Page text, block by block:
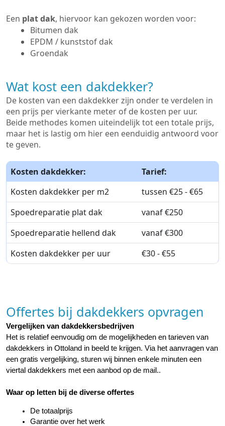
Een plat dak, hiervoor kan gekozen worden voor:
Bitumen dak
EPDM / kunststof dak
Groendak
Wat kost een dakdekker?
De kosten van een dakdekker zijn onder te verdelen in
een prijs per vierkante meter of de kosten per uur.
Beide methodes komen uiteindelijk tot een totale prijs,
maar het is lastig om hier een eenduidig antwoord voor
te geven.
Kosten dakdekker:
Tarief:
Kosten dakdekker per m2
tussen €25 - €65
Spoedreparatie plat dak
vanaf €250
Spoedreparatie hellend dak
vanaf €300
Kosten dakdekker per uur
€30 - €55
Offertes bij dakdekkers opvragen
Vergelijken van dakdekkersbedrijven
Het is relatief eenvoudig om de mogelijkheden en tarieven van
dakdekkers in Ottoland in beeld te krijgen. Via het aanvragen van
een gratis vergelijking, sturen wij binnen enkele minuten een
viertal dakdekkers met een aanbod op de mail..
Waar op letten bij de diverse offertes
De totaalprijs
Garantie over het werk